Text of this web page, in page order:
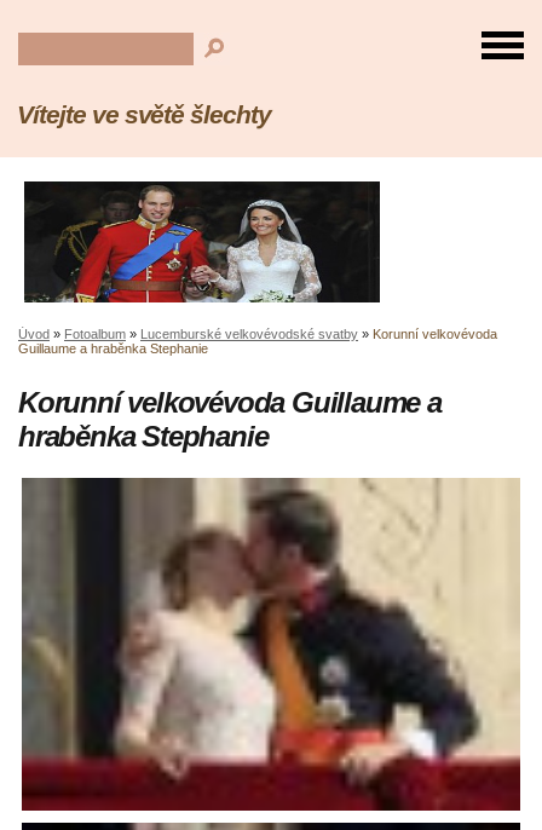
Vítejte ve světě šlechty
Úvod » Fotoalbum » Lucemburské velkovévodské svatby » Korunní velkovévoda
Guillaume a hraběnka Stephanie
Korunní velkovévoda Guillaume a
hraběnka Stephanie